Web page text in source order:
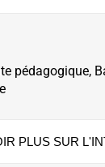
pédagogique,
PLUS SUR